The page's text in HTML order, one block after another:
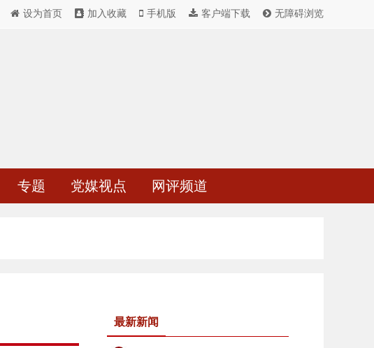
设为首页 加入收藏 手机版 客户端下载 无障碍浏览
专题 党媒视点 网评频道
最新新闻